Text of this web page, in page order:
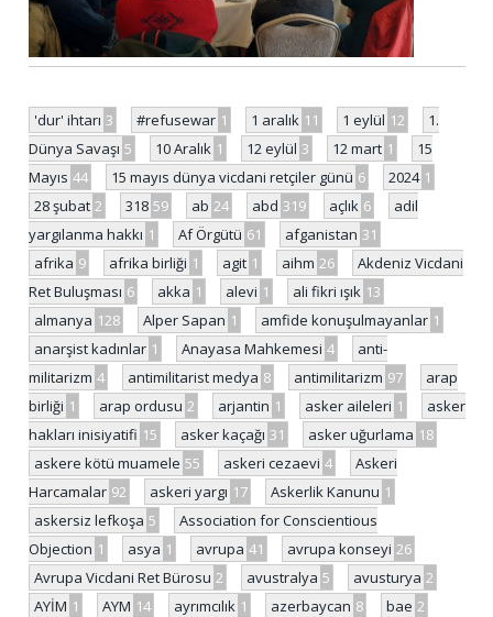
'dur' ihtarı 3 #refusewar 1 1 aralık 11 1 eylül 12
1.
Dünya Savaşı 5 10 Aralık 1 12 eylül 3 12 mart 1
15
Mayıs 44 15 mayıs dünya vicdani retçiler günü 6 2024 1
28 şubat 2 318 59 ab 24 abd 319 açlık 6
adil
yargılanma hakkı 1 Af Örgütü 61 afganistan 31
afrika 9 afrika birliği 1 agit 1 aihm 26
Akdeniz Vicdani
Ret Buluşması 6 akka 1 alevi 1 ali fikri ışık 13
almanya 128 Alper Sapan 1 amfide konuşulmayanlar 1
anarşist kadınlar 1 Anayasa Mahkemesi 4
anti-
militarizm 4 antimilitarist medya 8 antimilitarizm 97
arap
birliği 1 arap ordusu 2 arjantin 1 asker aileleri 1
asker
hakları inisiyatifi 15 asker kaçağı 31 asker uğurlama 18
askere kötü muamele 55 askeri cezaevi 4
Askeri
Harcamalar 92 askeri yargı 17 Askerlik Kanunu 1
askersiz lefkoşa 5
Association for Conscientious
Objection 1 asya 1 avrupa 41 avrupa konseyi 26
Avrupa Vicdani Ret Bürosu 2 avustralya 5 avusturya 2
AYİM 1 AYM 14 ayrımcılık 1 azerbaycan 8 bae 2